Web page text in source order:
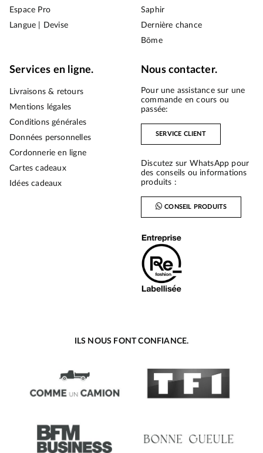
Espace Pro
Langue | Devise
Saphir
Dernière chance
Bōme
Services en ligne.
Livraisons & retours
Mentions légales
Conditions générales
Données personnelles
Cordonnerie en ligne
Cartes cadeaux
Idées cadeaux
Nous contacter.
Pour une assistance sur une
commande en cours ou
passée:
SERVICE CLIENT
Discutez sur WhatsApp pour
des conseils ou informations
produits :
CONSEIL PRODUITS
ILS NOUS FONT CONFIANCE.